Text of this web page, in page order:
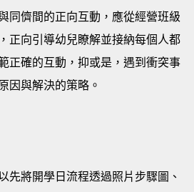
同儕間的正向互動，應從經營班級
正向引導幼兒瞭解並接納每個人都
正確的互動，抑或是，遇到衝突事
因與解決的策略。
先將開學日流程透過照片步驟圖、